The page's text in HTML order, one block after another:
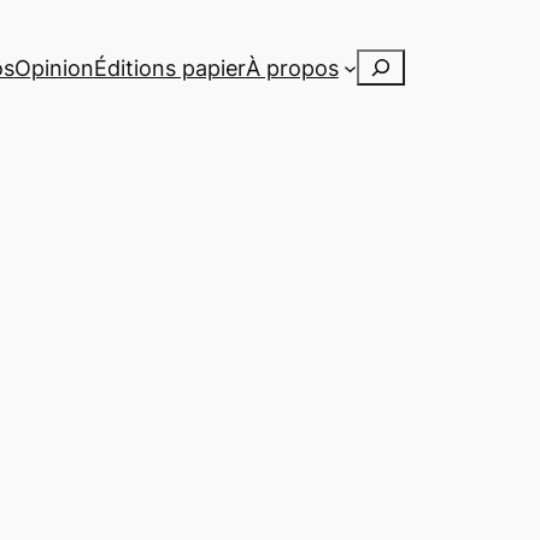
OpinionÉditions papierÀ propos Rechercher